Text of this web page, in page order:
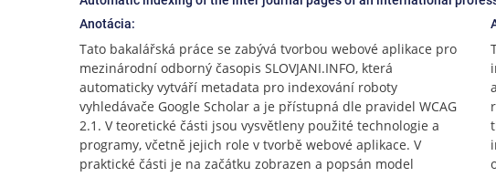
Anotácia:
Tato bakalářská práce se zabývá tvorbou webové aplikace pro
mezinárodní odborný časopis SLOVJANI.INFO, která
automaticky vytváří metadata pro indexování roboty
vyhledávače Google Scholar a je přístupná dle pravidel WCAG
2.1. V teoretické části jsou vysvětleny použité technologie a
programy, včetně jejich role v tvorbě webové aplikace. V
praktické části je na začátku zobrazen a popsán model